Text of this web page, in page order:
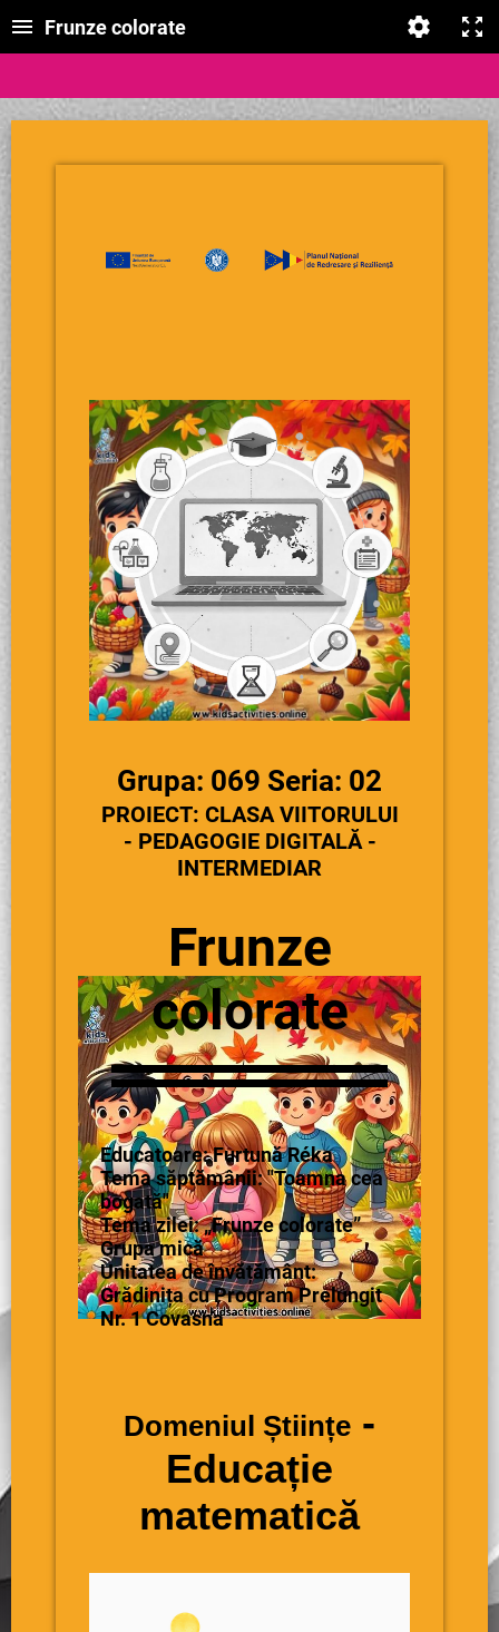
Frunze colorate
Grupa: 069 Seria: 02
PROIECT: CLASA VIITORULUI
- PEDAGOGIE DIGITALĂ -
INTERMEDIAR
Frunze
colorate
Educatoare: Furtună Réka
Tema săptămânii: "Toamna cea
bogată"
Tema zilei: „Frunze colorate”
Grupa mică
Unitatea de învățământ:
Grădinița cu Program Prelungit
Nr. 1 Covasna
Domeniul Științe -
Educație
matematică